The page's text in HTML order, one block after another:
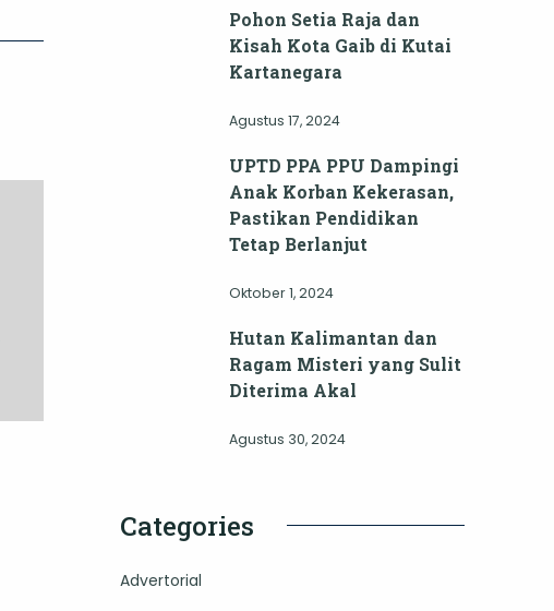
Pohon Setia Raja dan
Kisah Kota Gaib di Kutai
Kartanegara
Agustus 17, 2024
UPTD PPA PPU Dampingi
Anak Korban Kekerasan,
Pastikan Pendidikan
Tetap Berlanjut
Oktober 1, 2024
Hutan Kalimantan dan
Ragam Misteri yang Sulit
Diterima Akal
Agustus 30, 2024
Categories
Advertorial